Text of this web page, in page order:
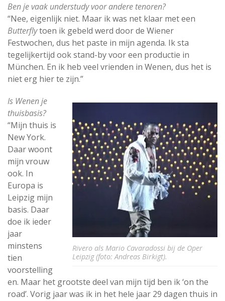
Ben je vaak understudy voor andere tenoren?
“Nee, eigenlijk niet. Maar ik was net klaar met een
Butterflytoen ik gebeld werd door de Wiener
Festwochen, dus het paste in mijn agenda. Ik sta
tegelijkertijd ook stand-by voor een productie in
München. En ik heb veel vrienden in Wenen, dus het is
niet erg hier te zijn.”
Rivero als Mario Cavaradossi bij de Oper
Leipzig (foto: Andreas Birkigt).
Is Wenen je
thuisbasis?
“Mijn thuis is
New York.
Daar woont
mijn vrouw
ook. In
Europa is
Leipzig mijn
basis. Daar
doe ik ieder
jaar
minstens
tien
voorstelling
en. Maar het grootste deel van mijn tijd ben ik ‘on the
road’. Vorig jaar was ik in het hele jaar 29 dagen thuis in